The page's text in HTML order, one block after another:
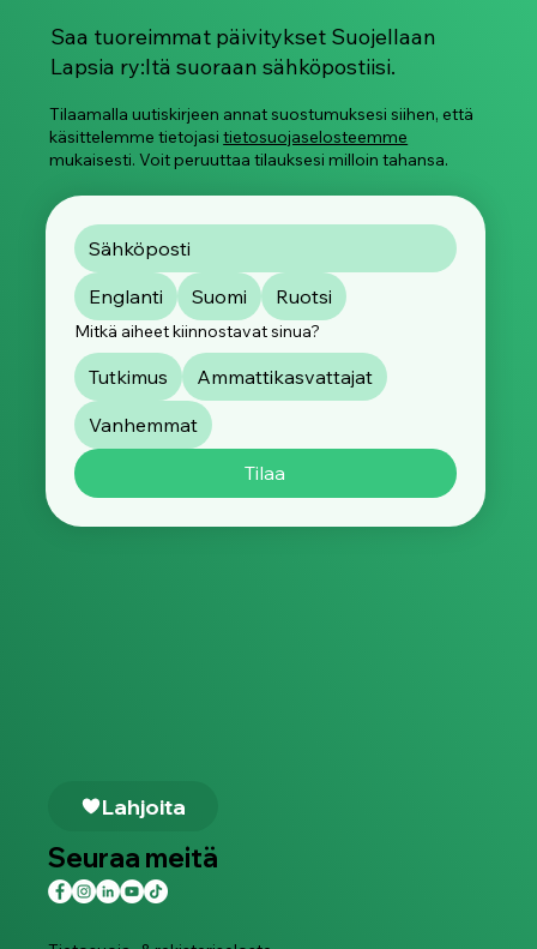
Saa tuoreimmat päivitykset Suojellaan
Lapsia ry:ltä suoraan sähköpostiisi.
Tilaamalla uutiskirjeen annat suostumuksesi siihen, että
käsittelemme tietojasitietosuojaselosteemme
mukaisesti. Voit peruuttaa tilauksesi milloin tahansa.
Englanti Suomi Ruotsi
Mitkä aiheet kiinnostavat sinua?
Tutkimus
Ammattikasvattajat
Vanhemmat
Tilaa
Lahjoita
Seuraa meitä